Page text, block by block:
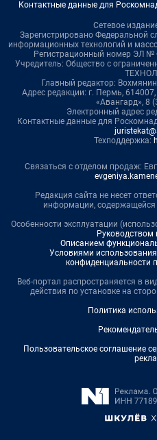
Контактные данные для
Сетевое
Зарегистрировано Федеральной
информационных технологий и
Регистрационный номер ЭЛ №
Учредитель: Общество с
Главный редактор:
Адрес редакции: г. Пермь,
«Авангард», 8
Электронный адрес
Контактные данные для
Техподдержка:
Связаться с отделом продаж:
Редакция сайта не несет
информации,
Особенности эксплуатации
Руководством
Описанием
Условиями
конфиденциальности
Веб-портал распространяется в
действия по установке на
Политика
Пользовательское соглашение